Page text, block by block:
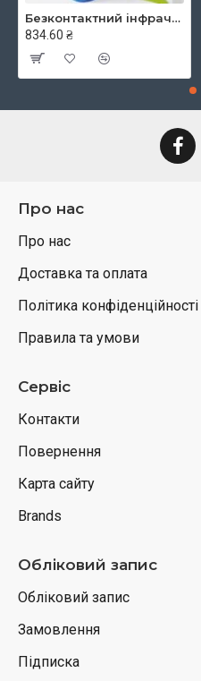
Безконтактний інфрачервоний термометр JXB-182, ТМ Berrcom
834.60 ₴
Про нас
Про нас
Доставка та оплата
Політика конфіденційності
Правила та умови
Сервіс
Контакти
Повернення
Карта сайту
Brands
Обліковий запис
Обліковий запис
Замовлення
Підписка